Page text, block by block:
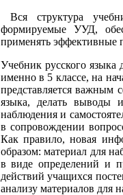
Вся структура
формируемые УУД,
применять эффективные
Учебник русского языка
именно в 5 классе, на
представляется важным
языка, делать выводы
наблюдения и
в сопровождении
Как правило, новая
образом: материал для
в виде определений и
действий учащихся
анализу материалов для